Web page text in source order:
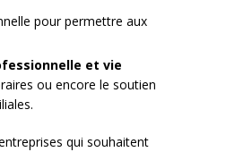
pour permettre aux
et vie
ou encore le soutien
qui souhaitent